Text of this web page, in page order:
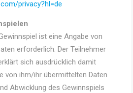
privacy?hl=de
ist eine Angabe von
erforderlich. Der Teilnehmer
sich ausdrücklich damit
von ihm/ihr übermittelten Daten
Abwicklung des Gewinnspiels